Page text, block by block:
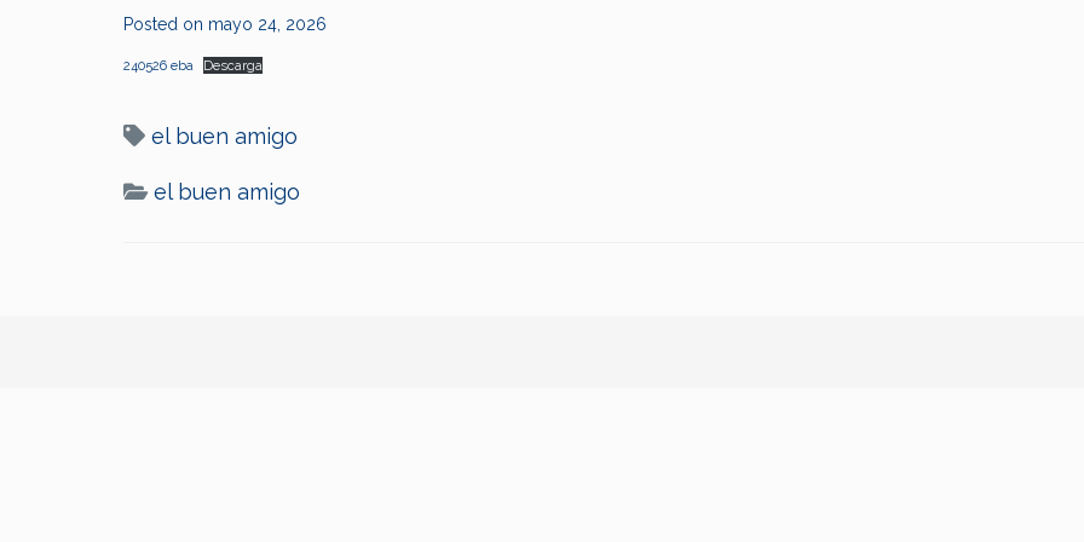
Posted on mayo 24, 2026
240526 eba Descarga
el buen amigo
el buen amigo